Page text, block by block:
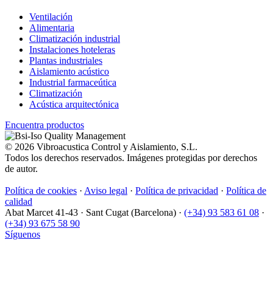
Ventilación
Alimentaria
Climatización industrial
Instalaciones hoteleras
Plantas industriales
Aislamiento acústico
Industrial farmaceútica
Climatización
Acústica arquitectónica
Encuentra productos
© 2026 Vibroacustica Control y Aislamiento, S.L.
Todos los derechos reservados. Imágenes protegidas por derechos
de autor.
Política de cookies · Aviso legal · Política de privacidad · Política de
calidad
Abat Marcet 41-43 · Sant Cugat (Barcelona) · (+34) 93 583 61 08 ·
(+34) 93 675 58 90
Síguenos